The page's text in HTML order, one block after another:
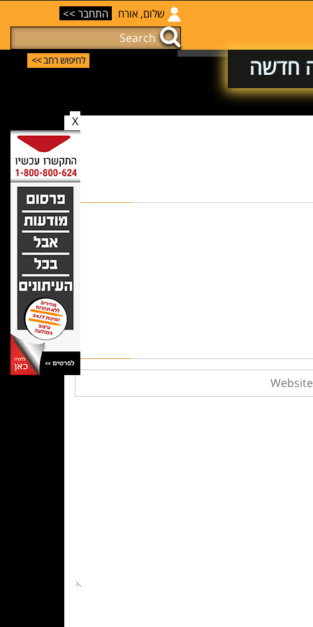
X
חדשה
שלום, אורח התחבר >>
לחיפוש רחב >>